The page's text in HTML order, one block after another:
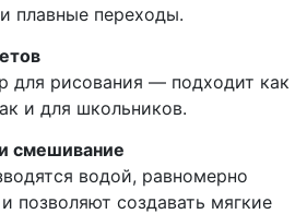
плавные переходы.
для рисования — подходит как
и для школьников.
смешивание
водой, равномерно
позволяют создавать мягкие